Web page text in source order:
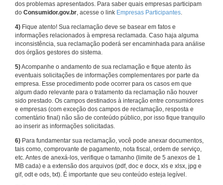
dos problemas apresentados. Para saber quais empresas participam
do Consumidor.gov.br, acesse o link Empresas Participantes.
4) Fique atento! Sua reclamação deve se basear em fatos e
informações relacionados à empresa reclamada. Caso haja alguma
inconsistência, sua reclamação poderá ser encaminhada para análise
dos órgãos gestores do sistema.
5)Acompanhe o andamento de sua reclamação e fique atento às
eventuais solicitações de informações complementares por parte da
empresa. Esse procedimento pode ocorrer para os casos em que
algum dado relevante para o tratamento da reclamação não houver
sido prestado. Os campos destinados à interação entre consumidores
e empresas (com exceção dos campos de reclamação, resposta e
comentário final) não são de conteúdo público, por isso fique tranquilo
ao inserir as informações solicitadas.
6) Para fundamentar sua reclamação, você pode anexar documentos,
tais como, comprovante de pagamento, nota fiscal, ordem de serviço,
etc. Antes de anexá-los, verifique o tamanho (limite de 5 anexos de 1
MB cada) e a extensão dos arquivos (pdf, doc e docx, xls e xlsx, jpg e
gif, odt e ods, txt). É importante que seu conteúdo esteja legível.